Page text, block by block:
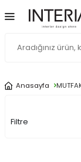
Anasayfa
Filtre